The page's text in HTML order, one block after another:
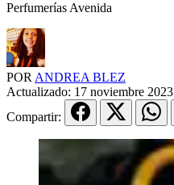
Perfumerías Avenida
POR ANDREA BLEZ
Actualizado: 17 noviembre 2023
Compartir: